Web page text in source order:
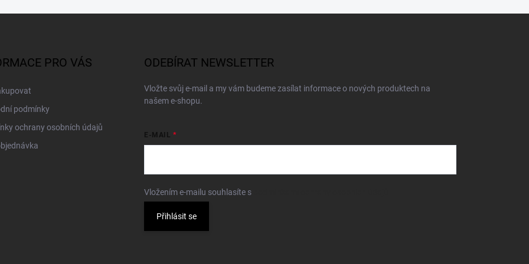
PRO VÁS
podmínky
ochrany osobních údajů
ODEBÍRAT NEWSLETTER
Vložte svůj e-mail a my vám budeme zasílat informace o nových produktech na
našem e-shopu.
E-MAIL
Vložením e-mailu souhlasíte s
Přihlásit se